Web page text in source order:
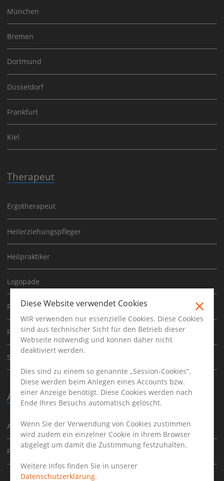
München
Bremen
Dortmund
Düsseldorf
Frankfurt
Kiel
Therapeut
Ergotherapeut
Heilerziehungspfleger
Heilpraktiker
Logopäde
Physiotherapeut
Psychoherapeut
Sporttherapeut
Ausbildung
Ausbildung
Praktikum
Diese Website verwendet Cookies
WIR verwenden nur essenzielle Cookies. Diese Cookies
sind aus technischer Sicht für den Betrieb dieser
Webseite notwendig und können daher nicht
deaktiviert werden.
Dies sind zu einem so genannte „Session-Cookies“.
Diese werden beim Anlegen eines Accounts bzw.
einer Anzeige benötigt. Diese Cookies werden nach
Ende Ihres Besuchs automatisch gelöscht.
Wenn Sie der Verwendung von Cookies zustimmen
wird zudem ein einzelner Cookie in ihrem Browser
abgelegt um damit die Zustimmung festzuhalten.
Weitere Infos finden Sie in unserer
Datenschutzerklärung.